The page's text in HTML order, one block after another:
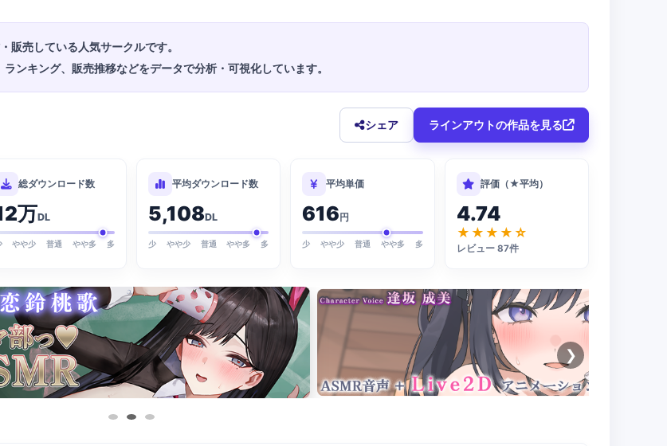
販売している人気サークルです。
ンキング、販売推移などをデータで分析・可視化しています。
シェア ラインアウトの作品を見る
総ダウンロード数
万DL
やや少 普通 やや多 多
平均ダウンロード数
5,108DL
少 やや少 普通 やや多 多
平均単価
616円
少 やや少 普通 やや多 多
評価（★平均）
4.74
★★★★☆
レビュー 87件
❯